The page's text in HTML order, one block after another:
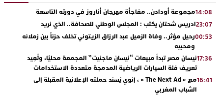
14:08مجموعة أودادن.. مفاجأة مهرجان أناروز في دورته التاسعة
23:07ادريس شحتان يكتب : المجلس الوطني للصحافة.. الذي نريد
00:53رحيل مؤثر.. وفاة الزميل عبد الرزاق الزيتوني تخلف حزناً بين زملائه
ومحبيه
17:36نيسان مصر تبدأ مبيعات “نيسان ماجنيت” المجمعة محليًا، وتُعِيد
تعريف فئة السيارات الرياضية المدمجة متعددة الاستخدامات
16:41
مع « The Next Ad » ، إنوي يُسند حملته الإعلانية المقبلة إلى
الشباب المغربي